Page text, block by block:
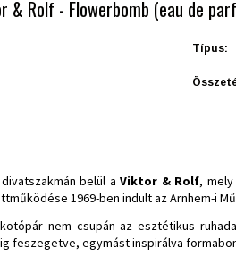
& Rolf - Flowerbomb (eau de
Típus:
belül a Viktor & Rolf,
1969-ben indult az Arnhem-i
nem csupán az esztétikus
feszegetve, egymást inspirálva